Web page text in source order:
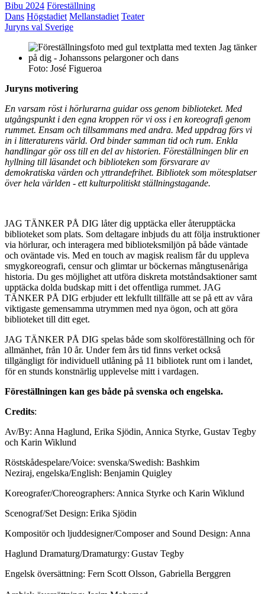
Bibu 2024 Föreställning
Dans Högstadiet Mellanstadiet Teater
Juryns val Sverige
Foto: José Figueroa
Juryns motivering
En varsam röst i hörlurarna guidar oss genom biblioteket. Med
utgångspunkt i den egna kroppen rör vi oss i en koreografi genom
rummet. Ensam och tillsammans med andra. Med uppdrag förs vi
in i litteraturens värld. Ord binder samman tid och rum. Enkla
handlingar gör oss till en del av historien. Föreställningen blir en
hyllning till läsandet och biblioteken som försvarare av
demokratiska värden och yttrandefrihet. Bibliotek som mötesplatser
över hela världen - ett kulturpolitiskt ställningstagande.
JAG TÄNKER PÅ DIG låter dig upptäcka eller återupptäcka
biblioteket som plats. Som deltagare inbjuds du att följa instruktioner
via hörlurar, och interagera med biblioteksmiljön på både väntade
och oväntade vis. Med en touch av magisk realism får du uppleva
smygkoreografi, censur och glimtar ur böckernas mångtusenåriga
historia. Du ges möjlighet att utföra diskreta motståndsaktioner samt
upptäcka dolda budskap mitt i det offentliga rummet. JAG
TÄNKER PÅ DIG erbjuder ett lekfullt tillfälle att se på ett av våra
viktigaste gemensamma utrymmen med nya ögon, och att göra
biblioteket till ditt eget.
JAG TÄNKER PÅ DIG spelas både som skolföreställning och för
allmänhet, från 10 år. Under fem års tid finns verket också
tillgängligt för individuell utlåning på 11 bibliotek runt om i landet,
för en stunds konstnärlig upplevelse mitt i vardagen.
Föreställningen kan ges både på svenska och engelska.
Credits:
Av/By: Anna Haglund, Erika Sjödin, Annica Styrke, Gustav Tegby
och Karin Wiklund
Röstskådespelare/Voice: svenska/Swedish: Bashkim
Neziraj, engelska/English: Benjamin Quigley
Koreografer/Choreographers: Annica Styrke och Karin Wiklund
Scenograf/Set Design: Erika Sjödin
Kompositör och ljuddesigner/Composer and Sound Design: Anna
Haglund Dramaturg/Dramaturgy: Gustav Tegby
Engelsk översättning: Fern Scott Olsson, Gabriella Berggren